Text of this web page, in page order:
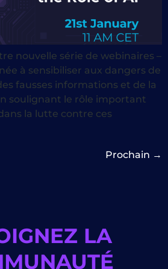
nouvelle série de webinaires –
à sensibiliser aux dangers de
fausses informations et de la
soulignant le rôle important
la lutte contre ces
Prochain →
LA